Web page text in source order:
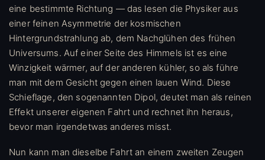
eine bestimmte Richtung — das lesen die Physiker aus
einer feinen Asymmetrie der kosmischen
Hintergrundstrahlung ab, dem Nachglühen des frühen
Universums. Auf einer Seite des Himmels ist es eine
Winzigkeit wärmer, auf der anderen kühler, so als führe
man mit dem Gesicht gegen einen lauen Wind. Diese
Schieflage, den sogenannten Dipol, deutet man als reinen
Effekt unserer eigenen Fahrt und rechnet ihn heraus,
bevor man irgendetwas anderes misst.
Nun kann man dieselbe Fahrt an einem zweiten Zeugen